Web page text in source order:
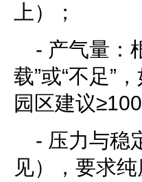
上）；
- 产气量：
载”或“不足”
园区建议
- 压力与稳
见），要求